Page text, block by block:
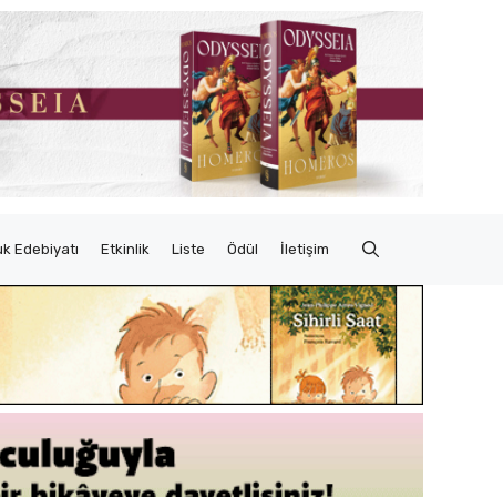
Edebiyatı Etkinlik Liste Ödül İletişim